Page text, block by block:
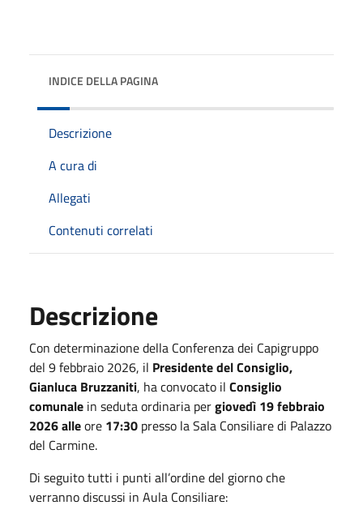
INDICE DELLA PAGINA
Descrizione
A cura di
Allegati
Contenuti correlati
Descrizione
Con determinazione della Conferenza dei Capigruppo
del 9 febbraio 2026, il Presidente del Consiglio,
Gianluca Bruzzaniti, ha convocato il Consiglio
comunale in seduta ordinaria pergiovedì 19 febbraio
2026 alleore 17:30 presso la Sala Consiliare di Palazzo
del Carmine.
Di seguito tutti i punti all’ordine del giorno che
verranno discussi in Aula Consiliare: